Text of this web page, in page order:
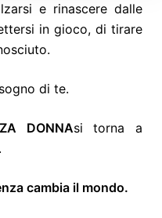
e rinascere dalle
in gioco, di tirare
di te.
DONNAsi torna a
cambia il mondo.